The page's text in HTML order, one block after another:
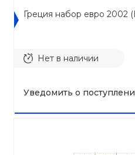
Греция набор евро 2002
Нет в наличии
Уведомить о